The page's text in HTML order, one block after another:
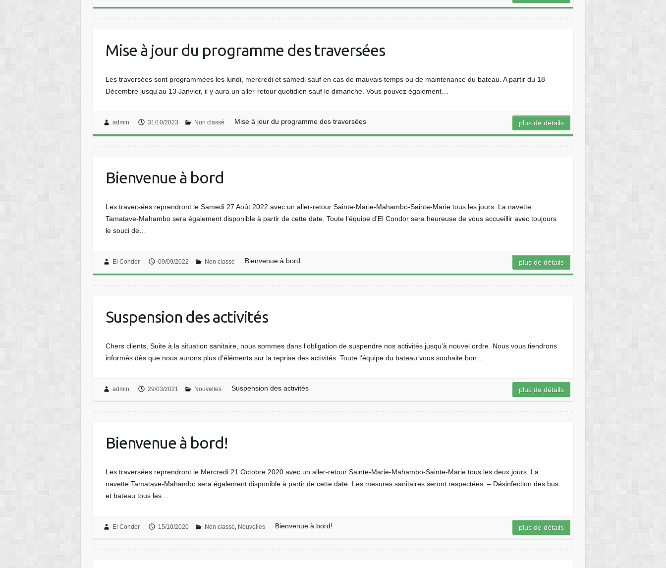
Mise à jour du programme des traversées
Les traversées sont programmées les lundi, mercredi et samedi sauf en cas de mauvais temps ou de maintenance du bateau. A partir du 18
Décembre jusqu’au 13 Janvier, il y aura un aller-retour quotidien sauf le dimanche. Vous pouvez également…
admin 31/10/2023 Non classé Mise à jour du programme des traversées plus de détails
Bienvenue à bord
Les traversées reprendront le Samedi 27 Août 2022 avec un aller-retour Sainte-Marie-Mahambo-Sainte-Marie tous les jours. La navette
Tamatave-Mahambo sera également disponible à partir de cette date. Toute l’équipe d’El Condor sera heureuse de vous accueillir avec toujours
le souci de…
El Condor 09/09/2022 Non classé Bienvenue à bord plus de détails
Suspension des activités
Chers clients, Suite à la situation sanitaire, nous sommes dans l’obligation de suspendre nos activités jusqu’à nouvel ordre. Nous vous tiendrons
informés dès que nous aurons plus d’éléments sur la reprise des activités. Toute l’équipe du bateau vous souhaite bon…
admin 29/03/2021 Nouvelles Suspension des activités plus de détails
Bienvenue à bord!
Les traversées reprendront le Mercredi 21 Octobre 2020 avec un aller-retour Sainte-Marie-Mahambo-Sainte-Marie tous les deux jours. La
navette Tamatave-Mahambo sera également disponible à partir de cette date. Les mesures sanitaires seront respectées: – Désinfection des bus
et bateau tous les…
El Condor 15/10/2020 Non classé, Nouvelles Bienvenue à bord! plus de détails